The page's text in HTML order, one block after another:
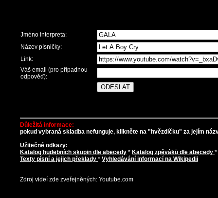
Jméno interpreta:
Název písničky:
Link:
Váš email (pro případnou
odpověď):
Důležitá informace:
pokud vybraná skladba nefunguje, klikněte na "hvězdičku" za jejím
Užitečné odkazy:
Katalog hudebních skupin dle abecedy * Katalog zpěváků dle abecedy *
Texty písní a jejich překlady * Vyhledávání informací na Wikipedii
Zdroj videí zde zveřejněných: Youtube.com